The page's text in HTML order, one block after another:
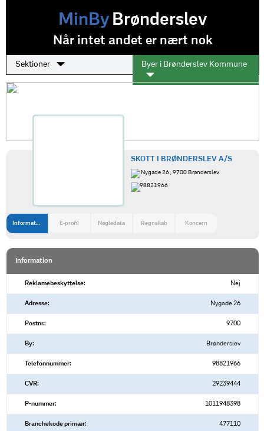
MinByBrønderslev
Når intet andet er nært nok
Sektioner Byer i Brønderslev Kommune
SKOTT I BRØNDERSLEV A/S
Nygade 26 , 9700 Brønderslev
98821966
Information E-profil Nøgledata Regnskab Koncern
Information
Reklamebeskyttelse: Nej
Adresse: Nygade 26
Postnr.: 9700
By: Brønderslev
Telefonnummer: 98821966
CVR: 29239444
P-nummer: 1011948398
Branchekode primær: 477110